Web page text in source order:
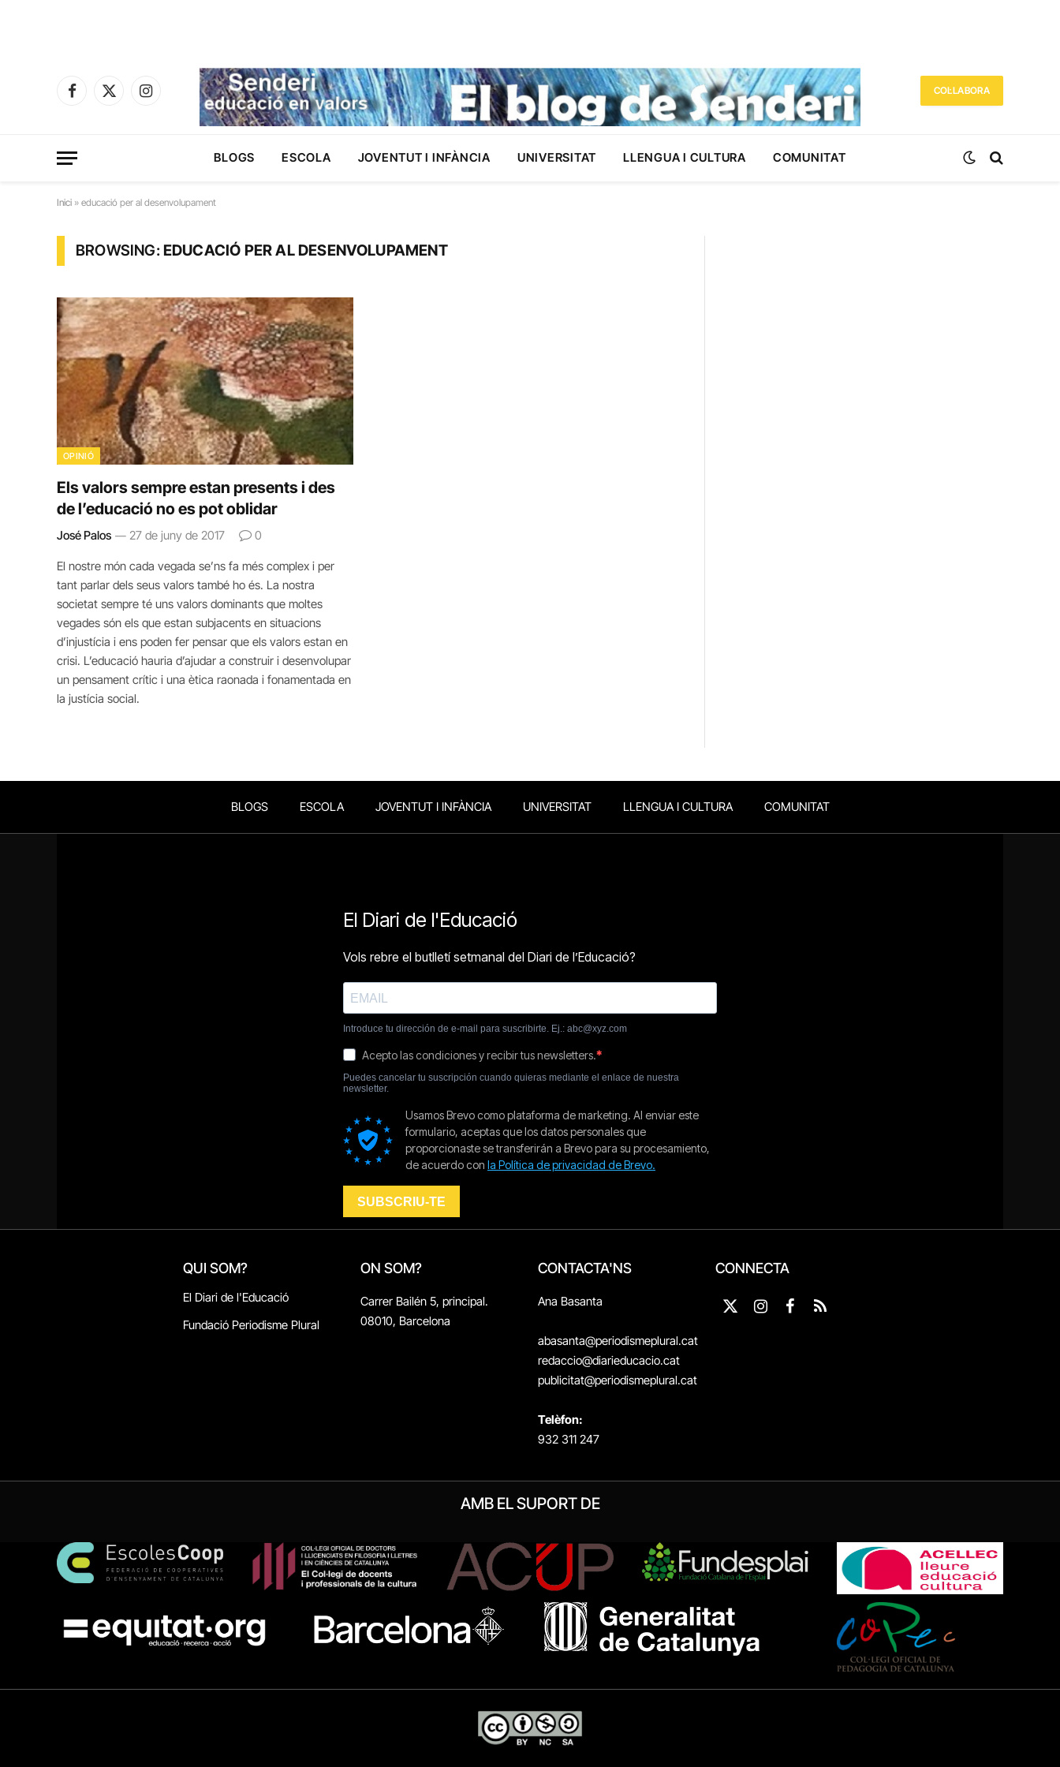
Facebook
X
Instagram
COL·LABORA
BLOGS ESCOLA JOVENTUT I INFÀNCIA UNIVERSITAT LLENGUA I CULTURA COMUNITAT
Inici » educació per al desenvolupament
BROWSING:EDUCACIÓ PER AL DESENVOLUPAMENT
OPINIÓ
Els valors sempre estan presents i des
de l’educació no es pot oblidar
José Palos 27 de juny de 2017 0
El nostre món cada vegada se’ns fa més complex i per
tant parlar dels seus valors també ho és. La nostra
societat sempre té uns valors dominants que moltes
vegades són els que estan subjacents en situacions
d’injustícia i ens poden fer pensar que els valors estan en
crisi. L’educació hauria d’ajudar a construir i desenvolupar
un pensament crític i una ètica raonada i fonamentada en
la justícia social.
BLOGS ESCOLA JOVENTUT I INFÀNCIA UNIVERSITAT LLENGUA I CULTURA COMUNITAT
QUI SOM?
El Diari de l'Educació
Fundació Periodisme Plural
ON SOM?
Carrer Bailén 5, principal.
08010, Barcelona
CONTACTA'NS
Ana Basanta
abasanta@periodismeplural.cat
redaccio@diarieducacio.cat
publicitat@periodismeplural.cat
Telèfon:
932 311 247
CONNECTA
X
InstagramFacebook
RSS
AMB EL SUPORT DE